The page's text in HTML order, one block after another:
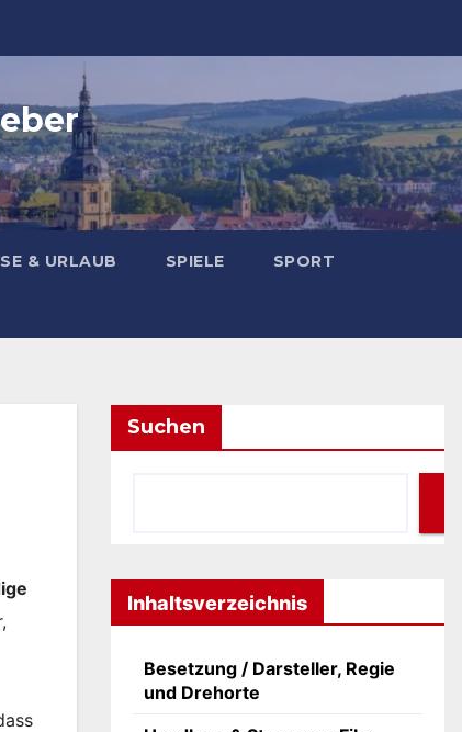
& URLAUB SPIELE SPORT
Suchen
Inhaltsverzeichnis
Besetzung / Darsteller, Regie
und Drehorte